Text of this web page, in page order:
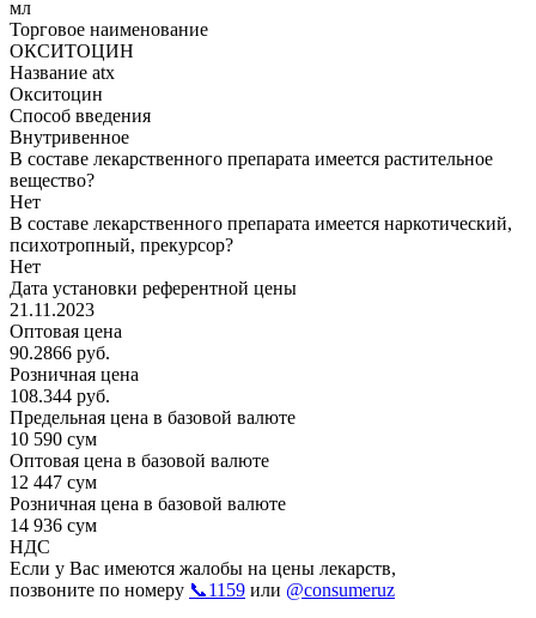
мл
Торговое наименование
ОКСИТОЦИН
Название atx
Окситоцин
Способ введения
Внутривенное
В составе лекарственного препарата имеется растительное
вещество?
Нет
В составе лекарственного препарата имеется наркотический,
психотропный, прекурсор?
Нет
Дата установки референтной цены
21.11.2023
Оптовая цена
90.2866 руб.
Розничная цена
108.344 руб.
Предельная цена в базовой валюте
10 590 сум
Оптовая цена в базовой валюте
12 447 сум
Розничная цена в базовой валюте
14 936 сум
НДС
Если у Вас имеются жалобы на цены лекарств,
позвоните по номеру 📞1159 или @consumeruz